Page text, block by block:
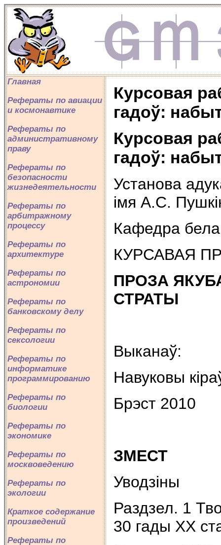
Главная
Рефераты по авиации
и космонавтике
Рефераты по
административному
праву
Рефераты по
безопасности
жизнедеятельности
Рефераты по
арбитражному
процессу
Рефераты по
архитектуре
Рефераты по
астрономии
Рефераты по
банковскому делу
Рефераты по
сексологии
Рефераты по
информатике
программированию
Рефераты по
биологии
Рефераты по
экономике
Рефераты по
москвоведению
Рефераты по
экологии
Краткое содержание
произведений
Рефераты по
Курсовая
гадоў:
Курсовая
гадоў:
Установа
iмя А.С.
Кафедра
КУРСАВАЯ
ПРОЗА
СТРАТЫ
Выканаў:
Навуковы
Брэст 2010
ЗМЕСТ
Уводзiны
Раздзел. 1
30 гады XX